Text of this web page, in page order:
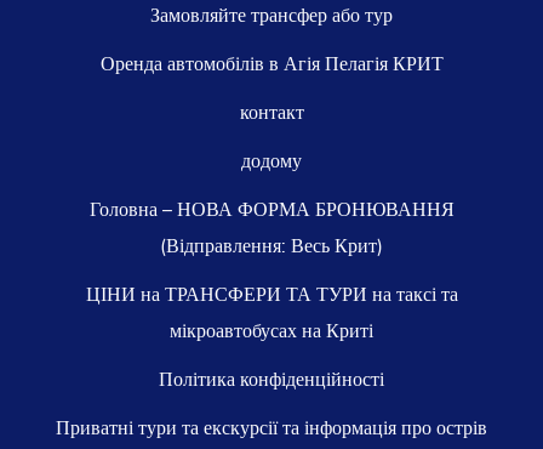
Замовляйте трансфер або тур
Оренда автомобілів в Агія Пелагія КРИТ
контакт
додому
Головна – НОВА ФОРМА БРОНЮВАННЯ
(Відправлення: Весь Крит)
ЦІНИ на ТРАНСФЕРИ ТА ТУРИ на таксі та
мікроавтобусах на Криті
Політика конфіденційності
Приватні тури та екскурсії та інформація про острів